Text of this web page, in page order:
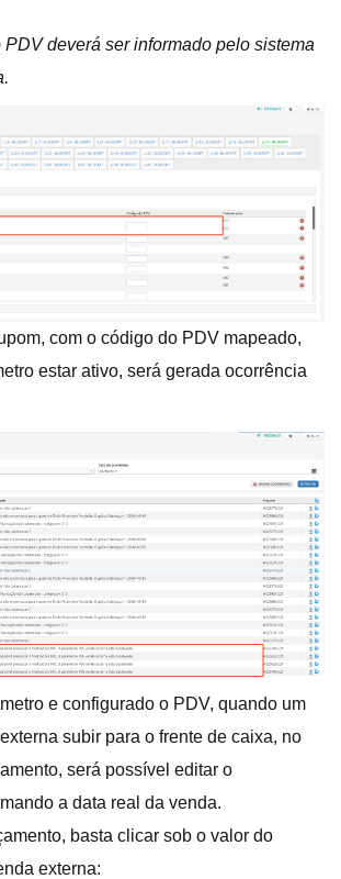
PDV deverá ser informado pelo sistema
com o código do PDV mapeado,
estar ativo, será gerada ocorrência
e configurado o PDV, quando um
subir para o frente de caixa, no
será possível editar o
a data real da venda.
basta clicar sob o valor do
externa: